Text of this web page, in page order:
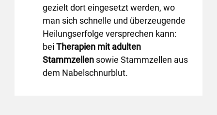
gezielt dort eingesetzt werden, wo
man sich schnelle und überzeugende
Heilungserfolge versprechen kann:
bei Therapien mit adulten
Stammzellen sowie Stammzellen aus
dem Nabelschnurblut.